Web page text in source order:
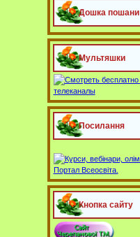
Дошка пошани
Мультяшки
Посилання
Кнопка сайту